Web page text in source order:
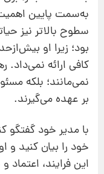
به‌سمت پایین اهمیت
سطوح بالاتر نیز
بود؛ زیرا او
کافی ارائه نمی‌داد.
نمی‌مانند؛ بلکه
بر عهده می‌گیرند.
با مدیر خود گفتگو
خود را بیان کنید
این فرایند،